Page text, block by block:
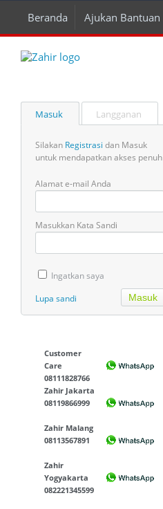
Beranda Ajukan Bantuan
Masuk Langganan
Silakan Registrasi dan Masuk
untuk mendapatkan akses penuh
Alamat e-mail Anda
Masukkan Kata Sandi
Ingatkan saya
Lupa sandi
Customer
Care
08111828766
Zahir Jakarta
08119866999
Zahir Malang
08113567891
Zahir
Yogyakarta
082221345599